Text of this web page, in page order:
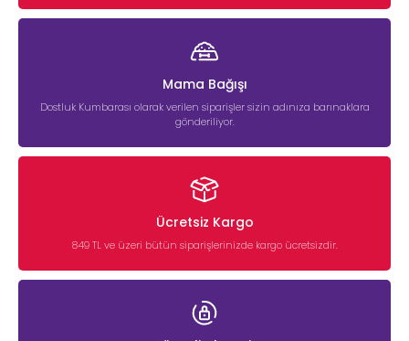
Mama Bağışı
Dostluk Kumbarası olarak verilen siparişler sizin adınıza barınaklara
gönderiliyor.
Ücretsiz Kargo
849 TL ve üzeri bütün siparişlerinizde kargo ücretsizdir.